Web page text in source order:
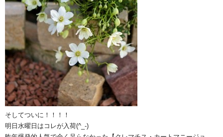
そしてついに！！！！
明日水曜日はコレが入荷(^_-)